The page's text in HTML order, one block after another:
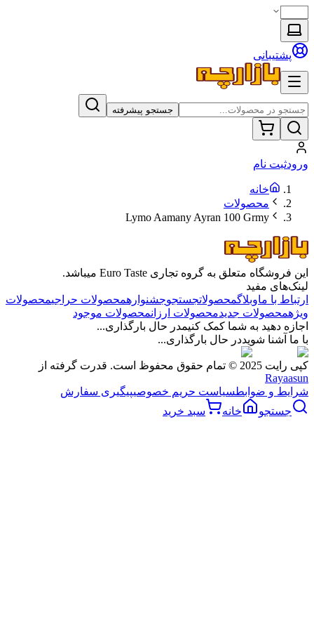
پشتیبانی
جستجو پیشرفته
ورودثبت نام
خانه
محصولات
Lymo Aamany Ayran 100 Grmy
این فروشگاه متعلق به گروه تجاری Euro Taste میباشد.
لینک‌های مفید
ارتباط با ماوبلاگمحصولاتجستجوجشنوارهمحصولات حراجیمحصولات
ویژهمحصولات جدیدمحصولات ارزانمحصولات موجود
اجازه دهید به شما کمک کنیمدر حال بارگذاری...
با ما آشنا شویددر حال بارگذاری...
کپی رایت 2025 © تمام حقوق محفوظ است. قدرت گرفته از
Rayaasun
شرایط و ضوابطسیاست حریم خصوصیپیگیری سفارش
جستجو
خانه سبد خرید